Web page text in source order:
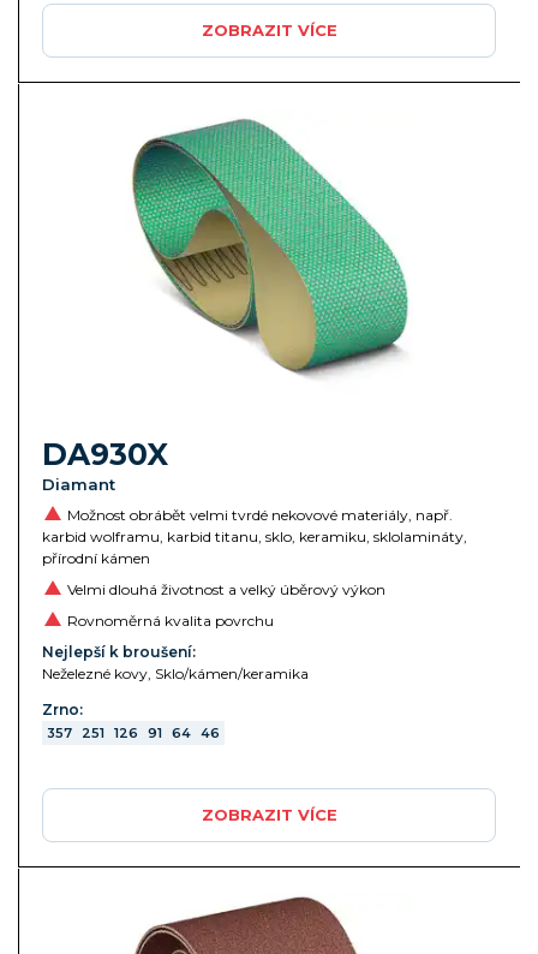
ZOBRAZIT VÍCE
DA930X
Diamant
Možnost obrábět velmi tvrdé nekovové materiály, např.
karbid wolframu, karbid titanu, sklo, keramiku, sklolamináty,
přírodní kámen
Velmi dlouhá životnost a velký úběrový výkon
Rovnoměrná kvalita povrchu
Nejlepší k broušení:
Neželezné kovy, Sklo/kámen/keramika
Zrno:
357 251 126 91 64 46
ZOBRAZIT VÍCE